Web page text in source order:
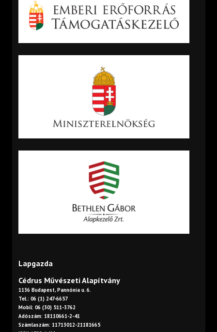
Lapgazda
Cédrus Művészeti Alapítvány
1136 Budapest, Pannónia u. 6.
Tel.: 06 (1) 247-6657
Mobil: 06 (30) 511-3762
Adószám: 18110661-2-41
Számlaszám: 11713012-21181665